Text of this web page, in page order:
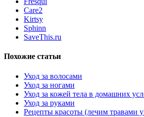
Care2
Kirtsy
Sphinn
SaveThis.ru
Похожие статьи
Уход за волосами
Уход за ногами
Уход за кожей тела в домашних
Уход за руками
Рецепты красоты (лечим травами